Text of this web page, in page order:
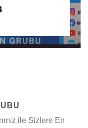
ile Sizlere En